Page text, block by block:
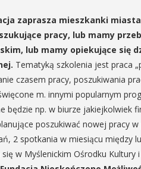
zaprasza mieszkanki
pracy, lub mamy
lub mamy opiekujące się
Tematyką szkolenia jest praca
czasem pracy, poszukiwania
m. innymi popularnym
będzie np. w biurze jakiejkolwiek
poszukiwać nowej pracy w
2 spotkania w miesiącu między
w Myślenickim Ośrodku Kultury